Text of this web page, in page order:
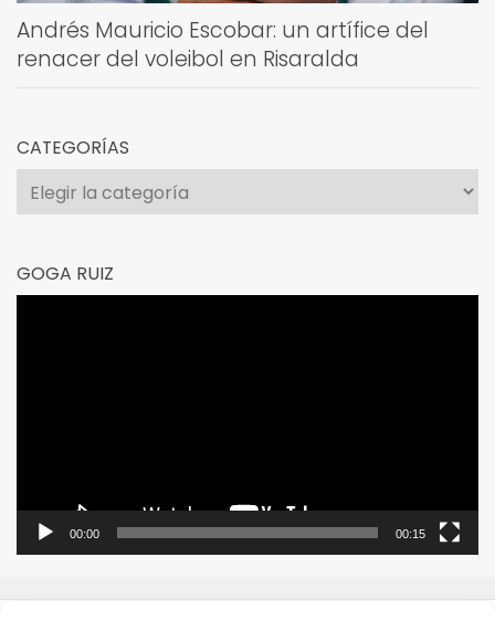
Andrés Mauricio Escobar: un artífice del
renacer del voleibol en Risaralda
CATEGORÍAS
Categorías
GOGA RUIZ
00:00 00:15